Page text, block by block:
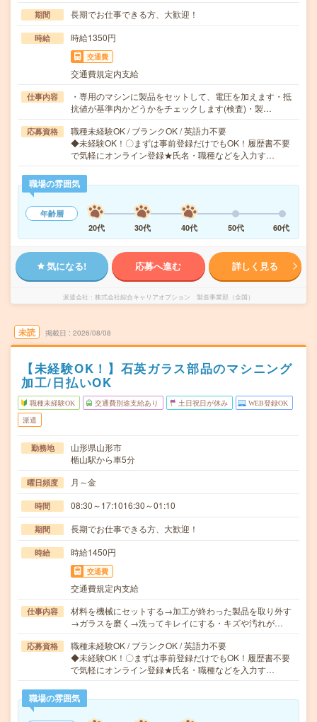
期間 長期でお仕事できる方、大歓迎！
時給 時給1350円
交通費
交通費規定内支給
仕事内容
・専用のマシンに製品をセットして、電圧を加えます・抵
抗値が基準内かどうかをチェックします(検査)・製…
応募資格
職種未経験OK / ブランクOK / 英語力不要
◆未経験OK！〇まずは事前登録だけでもOK！履歴書不要
で気軽にオンライン登録★氏名・職種などを入力す…
職場の雰囲気
年齢層
20代
30代 40代 50代 60代
気になる! 応募へ進む 詳しく見る
派遣会社 株式会社綜合キャリアオプション 製造事業部（全国）
未読 掲載日 2026/08/08
【未経験OK！】石英ガラス部品のマシニング
加工/日払いOK
職種未経験OK 交通費別途支給あり 土日祝日が休み WEB登録OK
派遣
勤務地
山形県山形市
楯山駅から車5分
曜日頻度 月～金
時間 08:30～17:1016:30～01:10
期間 長期でお仕事できる方、大歓迎！
時給 時給1450円
交通費
交通費規定内支給
仕事内容
材料を機械にセットする→加工が終わった製品を取り外す
→ガラスを磨く→洗ってキレイにする・キズや汚れが…
応募資格
職種未経験OK / ブランクOK / 英語力不要
◆未経験OK！〇まずは事前登録だけでもOK！履歴書不要
で気軽にオンライン登録★氏名・職種などを入力す…
職場の雰囲気